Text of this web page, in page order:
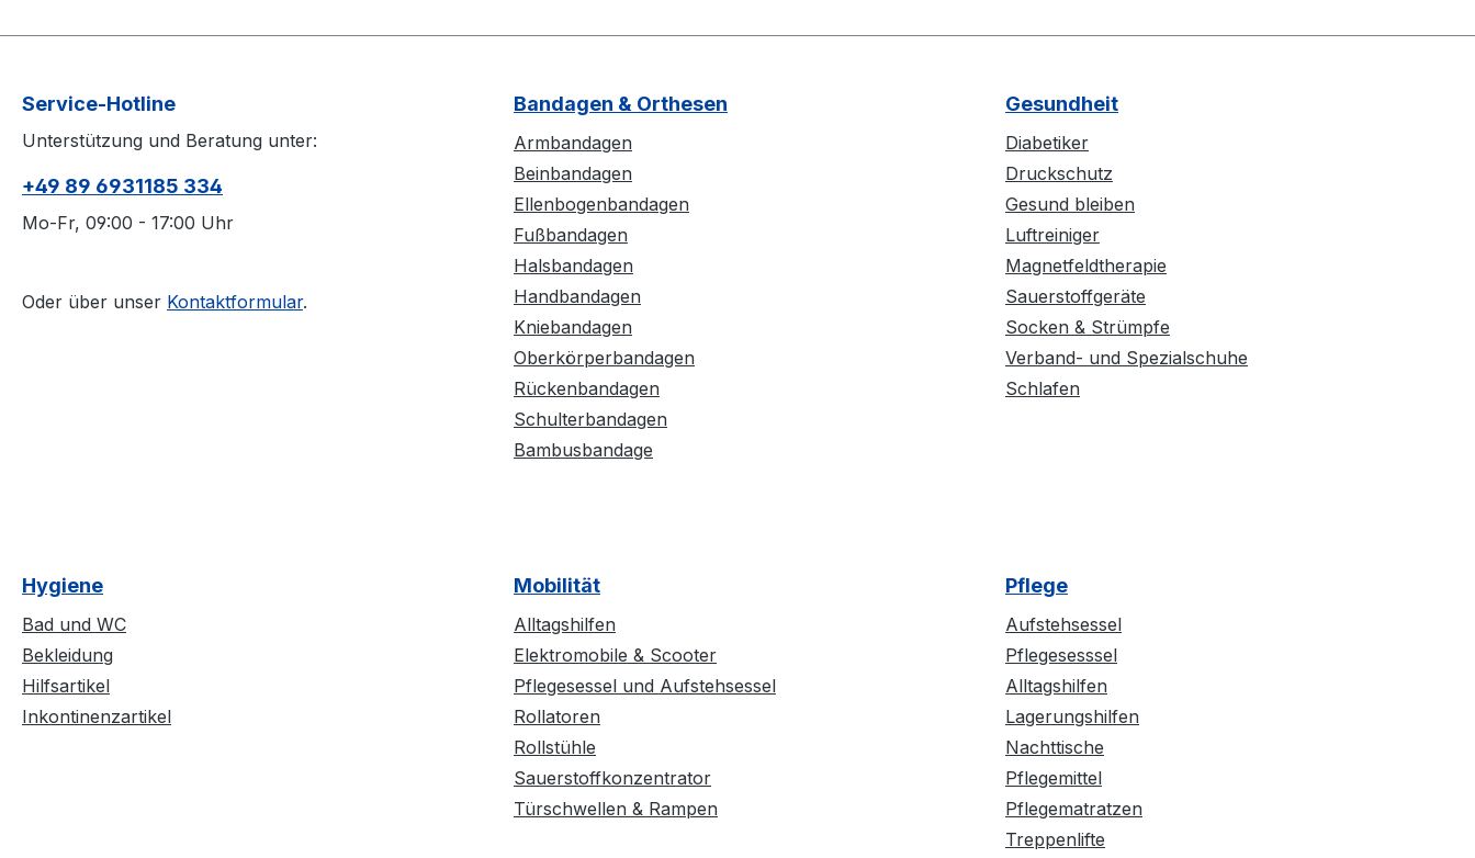
Service-Hotline
Unterstützung und Beratung unter:
+49 89 6931185 334
Mo-Fr, 09:00 - 17:00 Uhr
Oder über unser Kontaktformular.
Bandagen & Orthesen
Armbandagen
Beinbandagen
Ellenbogenbandagen
Fußbandagen
Halsbandagen
Handbandagen
Kniebandagen
Oberkörperbandagen
Rückenbandagen
Schulterbandagen
Bambusbandage
Gesundheit
Diabetiker
Druckschutz
Gesund bleiben
Luftreiniger
Magnetfeldtherapie
Sauerstoffgeräte
Socken & Strümpfe
Verband- und Spezialschuhe
Schlafen
Hygiene
Bad und WC
Bekleidung
Hilfsartikel
Inkontinenzartikel
Mobilität
Alltagshilfen
Elektromobile & Scooter
Pflegesessel und Aufstehsessel
Rollatoren
Rollstühle
Sauerstoffkonzentrator
Türschwellen & Rampen
Pflege
Aufstehsessel
Pflegesesssel
Alltagshilfen
Lagerungshilfen
Nachttische
Pflegemittel
Pflegematratzen
Treppenlifte